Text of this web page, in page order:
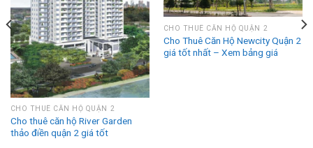
CHO THUÊ CĂN HỘ QUẬN 2
Cho thuê căn hộ River Garden
thảo điền quận 2 giá tốt
CHO THUÊ CĂN HỘ QUẬN 2
Cho Thuê Căn Hộ Newcity Quận 2
giá tốt nhất – Xem bảng giá